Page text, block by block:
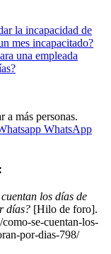
la incapacidad de
mes incapacitado?
una empleada
a más personas.
WhatsApp
los días de
días? [Hilo de foro].
se-cuentan-los-
por-dias-798/